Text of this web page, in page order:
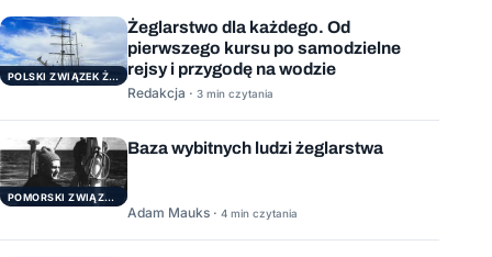
POLSKI ZWIĄZEK ŻEGLARSKI
Żeglarstwo dla każdego. Od
pierwszego kursu po samodzielne
rejsy i przygodę na wodzie
Redakcja · 3 min czytania
POMORSKI ZWIĄZEK ŻEGLARSKI
Baza wybitnych ludzi żeglarstwa
Adam Mauks · 4 min czytania